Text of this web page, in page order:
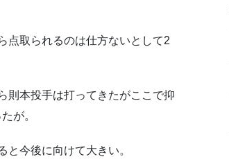
点取られるのは仕方ないとして2
則本投手は打ってきたがここで抑
が。
と今後に向けて大きい。